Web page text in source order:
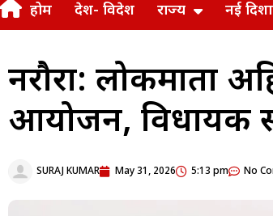
होम देश- विदेश राज्य नई
नरौरा: लोकमाता
आयोजन, विधायक
SURAJ KUMAR May 31, 2026 5:13 pm No